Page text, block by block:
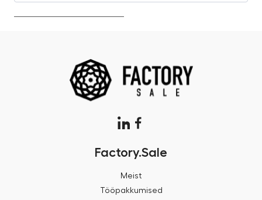
Factory.Sale
Meist
Tööpakkumised